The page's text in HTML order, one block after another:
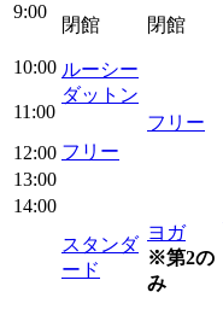
9:00
閉館 閉館
10:00 ルーシー
ダットン
フリー
11:00
フリー
12:00
13:00
14:00
スタンダ
ード
ヨガ
※第2の
み